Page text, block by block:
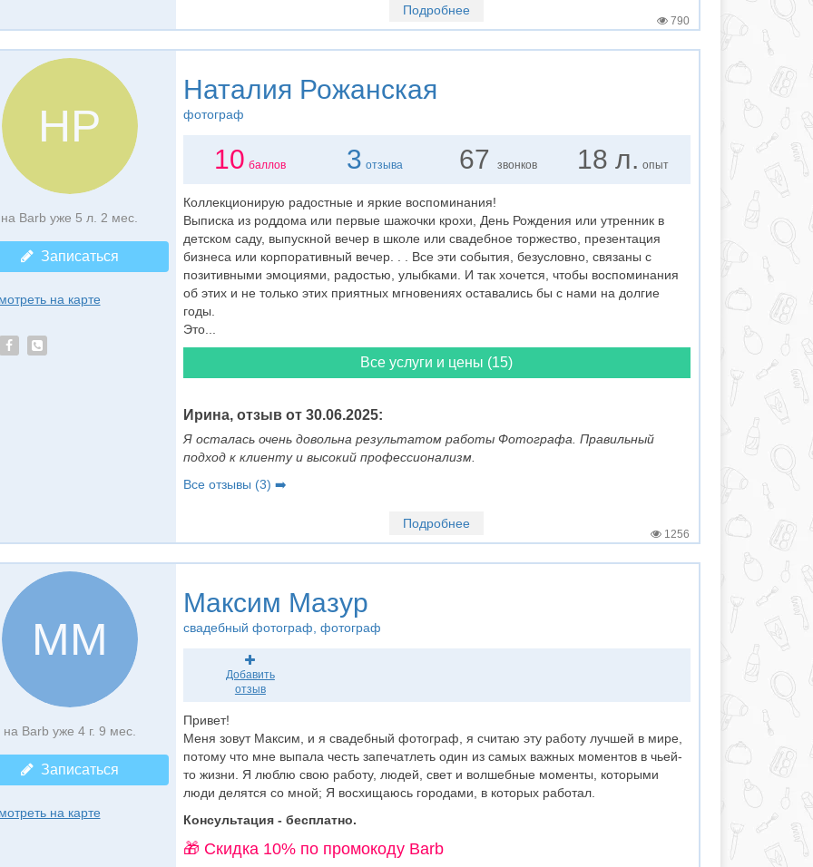
Подробнее
790
НР
на Barb уже 5 л. 2 мес.
Записаться
на карте
Наталия Рожанская
фотограф
10 баллов 3 отзыва 67звонков 18 л. опыт
Коллекционирую радостные и яркие воспоминания!
Выписка из роддома или первые шажочки крохи, День Рождения или утренник в
детском саду, выпускной вечер в школе или свадебное торжество, презентация
бизнеса или корпоративный вечер. . . Все эти события, безусловно, связаны с
позитивными эмоциями, радостью, улыбками. И так хочется, чтобы воспоминания
об этих и не только этих приятных мгновениях оставались бы с нами на долгие
годы.
Это...
Все услуги и цены (15)
Ирина, отзыв от 30.06.2025:
Я осталась очень довольна результатом работы Фотографа. Правильный
подход к клиенту и высокий профессионализм.
Все отзывы (3) ➡️
Подробнее
1256
ММ
на Barb уже 4 г. 9 мес.
Записаться
на карте
Максим Мазур
свадебный фотограф , фотограф
Добавить
отзыв
Привет!
Меня зовут Максим, и я свадебный фотограф, я считаю эту работу лучшей в мире,
потому что мне выпала честь запечатлеть один из самых важных моментов в чьей-
то жизни. Я люблю свою работу, людей, свет и волшебные моменты, которыми
люди делятся со мной; Я восхищаюсь городами, в которых работал.
Консультация - бесплатно.
🎁 Cкидка 10% по промокоду Barb